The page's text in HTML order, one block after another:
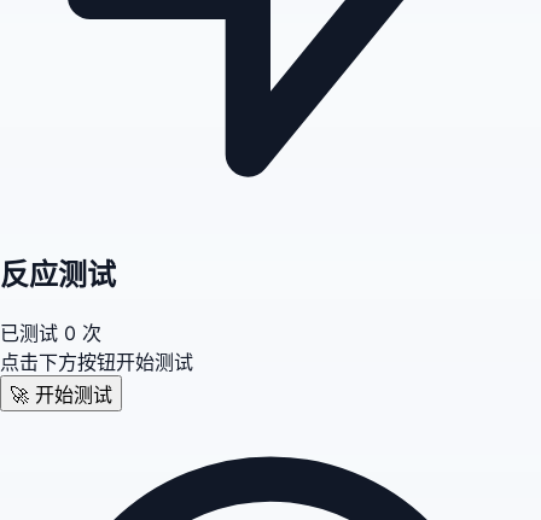
反应测试
已测试 0 次
点击下方按钮开始测试
🚀 开始测试